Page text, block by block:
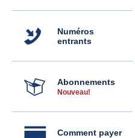
Numéros
entrants
Abonnements
Nouveau!
Comment payer